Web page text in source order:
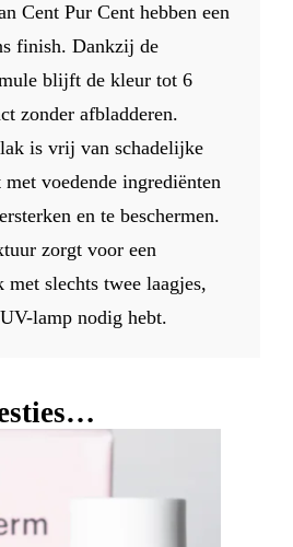
Cent Pur Cent hebben een
finish. Dankzij de
blijft de kleur tot 6
zonder afbladderen.
is vrij van schadelijke
voedende ingrediënten
en te beschermen.
zorgt voor een
slechts twee laagjes,
lamp nodig hebt.